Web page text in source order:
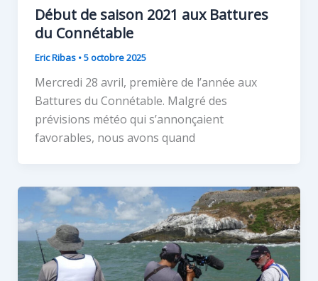
Début de saison 2021 aux Battures
du Connétable
Eric Ribas •5 octobre 2025
Mercredi 28 avril, première de l’année aux
Battures du Connétable. Malgré des
prévisions météo qui s’annonçaient
favorables, nous avons quand